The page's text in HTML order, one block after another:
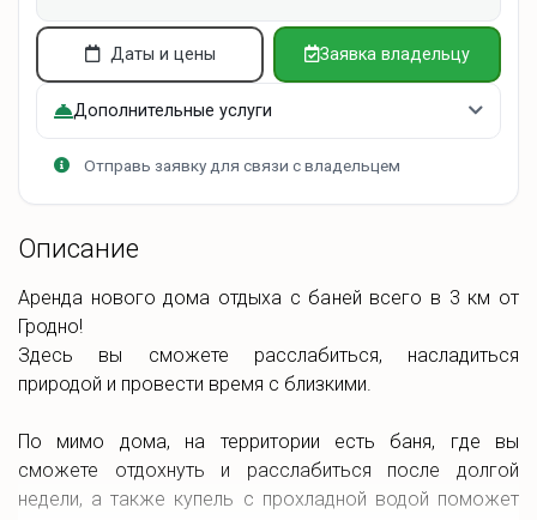
Даты и цены Заявка владельцу
Дополнительные услуги
Отправь заявку для связи с владельцем
Описание
Аренда нового дома отдыха с баней всего в 3 км от
Гродно!
Здесь вы сможете расслабиться, насладиться
природой и провести время с близкими.
По мимо дома, на территории есть баня, где вы
сможете отдохнуть и расслабиться после долгой
недели, а также купель с прохладной водой поможет